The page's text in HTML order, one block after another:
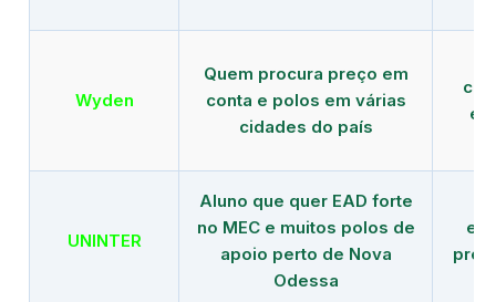
Wyden
Quem procura preço em
conta e polos em várias
cidades do país
UNINTER
Aluno que quer EAD forte
no MEC e muitos polos de
apoio perto de Nova
Odessa